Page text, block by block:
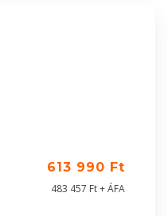
613 990 Ft
483 457 Ft + ÁFA